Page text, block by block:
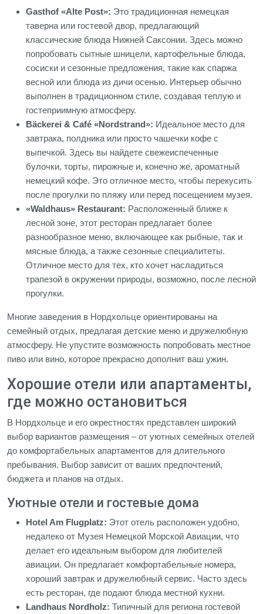
Gasthof «Alte Post»: Это традиционная немецкая
таверна или гостевой двор, предлагающий
классические блюда Нижней Саксонии. Здесь можно
попробовать сытные шницели, картофельные блюда,
сосиски и сезонные предложения, такие как спаржа
весной или блюда из дичи осенью. Интерьер обычно
выполнен в традиционном стиле, создавая теплую и
гостеприимную атмосферу.
Bäckerei & Café «Nordstrand»: Идеальное место для
завтрака, полдника или просто чашечки кофе с
выпечкой. Здесь вы найдете свежеиспеченные
булочки, торты, пирожные и, конечно же, ароматный
немецкий кофе. Это отличное место, чтобы перекусить
после прогулки по пляжу или перед посещением музея.
«Waldhaus» Restaurant: Расположенный ближе к
лесной зоне, этот ресторан предлагает более
разнообразное меню, включающее как рыбные, так и
мясные блюда, а также сезонные специалитеты.
Отличное место для тех, кто хочет насладиться
трапезой в окружении природы, возможно, после лесной
прогулки.
Многие заведения в Нордхольце ориентированы на
семейный отдых, предлагая детские меню и дружелюбную
атмосферу. Не упустите возможность попробовать местное
пиво или вино, которое прекрасно дополнит ваш ужин.
Хорошие отели или апартаменты,
где можно остановиться
В Нордхольце и его окрестностях представлен широкий
выбор вариантов размещения – от уютных семейных отелей
до комфортабельных апартаментов для длительного
пребывания. Выбор зависит от ваших предпочтений,
бюджета и планов на отдых.
Уютные отели и гостевые дома
Hotel Am Flugplatz: Этот отель расположен удобно,
недалеко от Музея Немецкой Морской Авиации, что
делает его идеальным выбором для любителей
авиации. Он предлагает комфортабельные номера,
хороший завтрак и дружелюбный сервис. Часто здесь
есть ресторан, где подают блюда местной кухни.
Landhaus Nordholz: Типичный для региона гостевой